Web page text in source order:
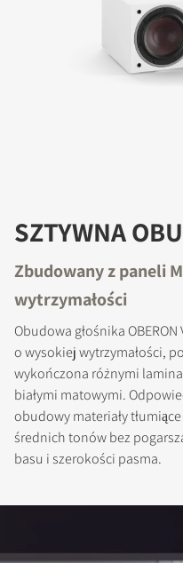
SZTYWNA
Zbudowany z paneli
wytrzymałości
Obudowa głośnika
o wysokiej wytrzymałości,
wykończona różnymi
białymi matowymi.
obudowy materiały
średnich tonów bez
basu i szerokości pasma.
POBRAĆ
Wypełnij formularz,
natychmiastowy
zablokowanych
witrynie.